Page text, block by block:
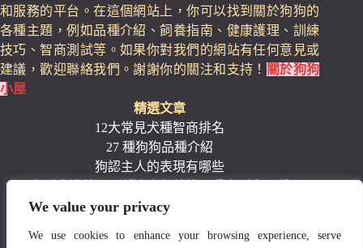
We value your privacy
We use cookies to enhance your browsing experience, serve
和服務的平台。在這個網站上，你可以找到關於狗狗的
各種主題，例如品種介紹、飼養指南、健康護理、訓練
技巧、智商測試等。如果你對我們的網站有任何意見或
建議，歡迎聯絡我們。謝謝你的關注和支持！
關於狗狗
小屋
精選文章
12大常見犬種智商排名
27 種狗狗品種介紹
狗認主人的表現有哪些
11種適合家庭的安靜小型犬品種
寵物用品推薦